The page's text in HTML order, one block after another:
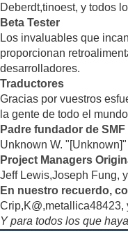
Deberdt,tinoest, y todos
Beta Tester
Los invaluables que
proporcionan
desarrolladores.
Traductores
Gracias por vuestros
la gente de todo el
Padre fundador de SMF
Unknown W.
Project Managers
Jeff Lewis,Joseph Fung,
En nuestro recuerdo,
Crip,K@,metallica48423,
Y para todos los que